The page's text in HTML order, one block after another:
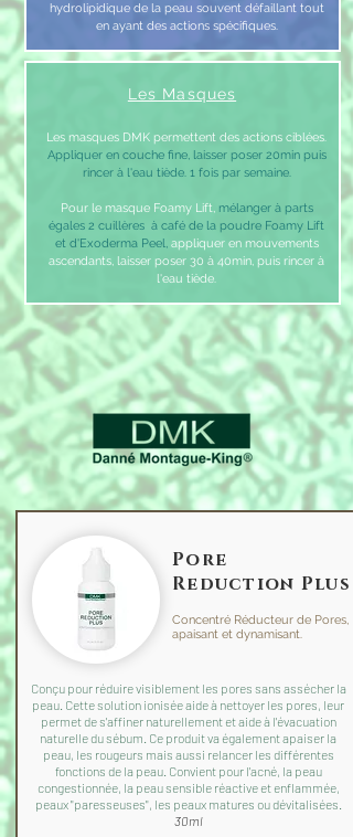
hydrolipidique de la peau souvent défaillant tout
en ayant des actions spécifiques.
Les Masques
Les masques DMK permettent des actions ciblées.
Appliquer en couche fine, laisser poser 20min puis
rincer à l'eau tiède. 1 fois par semaine.
Pour le masque Foamy Lift, mélanger à parts
égales 2 cuillères à café de la poudre Foamy Lift
et d'Exoderma Peel, appliquer en mouvements
ascendants, laisser poser 30 à 40min, puis rincer à
l'eau tiède.
Pore
Reduction Plus
Concentré Réducteur de Pores,
apaisant et dynamisant.
Conçu pour réduire visiblement les pores sans assécher la
peau. Cette solution ionisée aide à nettoyer les pores, leur
permet de s'affiner naturellement et aide à l'évacuation
naturelle du sébum. Ce produit va également apaiser la
peau, les rougeurs mais aussi relancer les différentes
fonctions de la peau. Convient pour l'acné, la peau
congestionnée, la peau sensible réactive et enflammée,
peaux "paresseuses", les peaux matures ou dévitalisées.
30ml